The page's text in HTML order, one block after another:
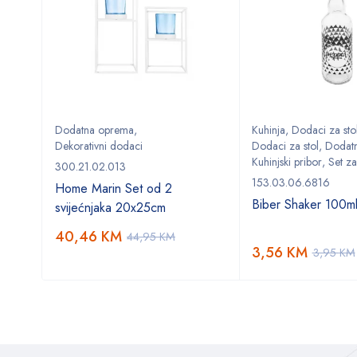
Dodatna oprema,
Dekorativni dodaci
300.21.02.013
Home Marin Set od 2
svijećnjaka 20x25cm
44,95KM
40,46 KM
Kuhinja, Dodaci za
Dodaci za stol,
Kuhinjski pribor, Set
153.03.06.6816
Biber Shaker 100ml
3,95KM
3,56 KM